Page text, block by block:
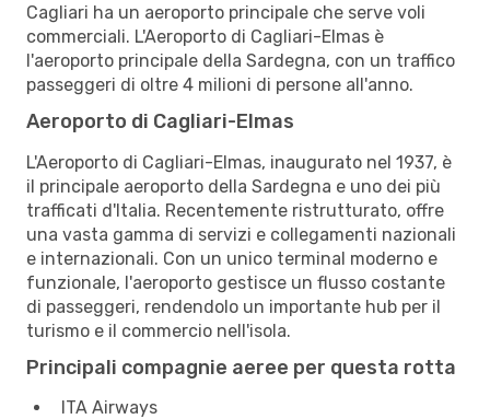
Cagliari ha un aeroporto principale che serve voli
commerciali. L'Aeroporto di Cagliari-Elmas è
l'aeroporto principale della Sardegna, con un traffico
passeggeri di oltre 4 milioni di persone all'anno.
Aeroporto di Cagliari-Elmas
L'Aeroporto di Cagliari-Elmas, inaugurato nel 1937, è
il principale aeroporto della Sardegna e uno dei più
trafficati d'Italia. Recentemente ristrutturato, offre
una vasta gamma di servizi e collegamenti nazionali
e internazionali. Con un unico terminal moderno e
funzionale, l'aeroporto gestisce un flusso costante
di passeggeri, rendendolo un importante hub per il
turismo e il commercio nell'isola.
Principali compagnie aeree per questa rotta
ITA Airways